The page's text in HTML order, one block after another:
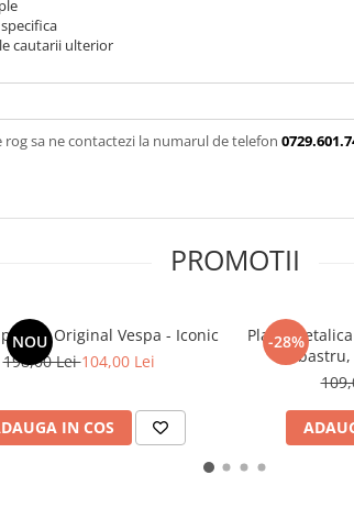
cautarii ulterior
sa ne contactezi la numarul de telefon
PROMOTII
NOU Original Vespa - Iconic
198,00 Lei104,00 Lei
IN COS
-28%
Placa